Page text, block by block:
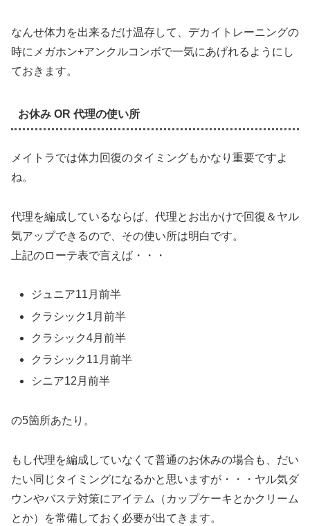
なんせ体力を出来るだけ温存して、デカイトレーニングの
時にメガホン+アンクルコンボで一気にあげれるようにし
ておきます。
お休み OR 代理の使い所
メイトラでは体力回復のタイミングもかなり重要ですよ
ね。
代理を編成しているならば、代理とお出かけで回復＆ヤル
気アップできるので、その使い所は明白です。
上記のローテ表で言えば・・・
ジュニア11月前半
クラシック1月前半
クラシック4月前半
クラシック11月前半
シニア12月前半
の5箇所あたり。
もし代理を編成していなくて普通のお休みの場合も、だい
たい同じタイミングになるかと思いますが・・・ヤル気ダ
ウンやバステ対策にアイテム（カップケーキとかクリーム
とか）を常備しておく必要が出てきます。